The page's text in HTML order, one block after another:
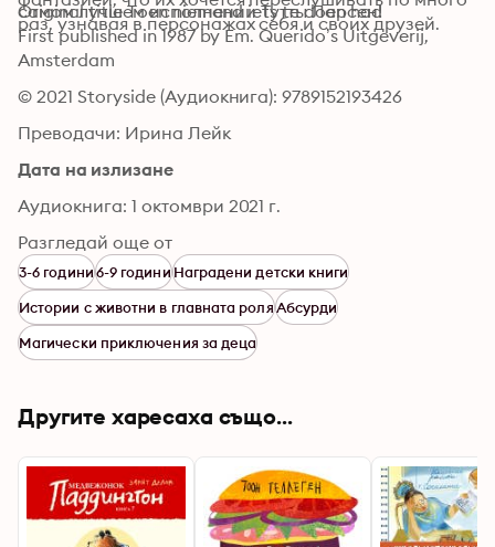
самом лучшем исполнении Тутты Ларсен!
раз, узнавая в персонажах себя и своих друзей.
Original title Toen niemand iets te doen had
First published in 1987 by Em. Querido’s Uitgeverij,
Amsterdam
© 2021 Storyside (Аудиокнига): 9789152193426
Преводачи: Ирина Лейк
Дата на излизане
Аудиокнига: 1 октомври 2021 г.
Разгледай още от
3-6 години6-9 годиниНаградени детски книги
Истории с животни в главната роляАбсурди
Магически приключения за деца
Другите харесаха също...